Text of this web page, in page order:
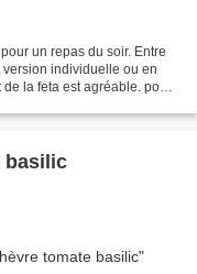
un repas du soir. Entre
individuelle ou en
la feta est agréable. pour
basilic